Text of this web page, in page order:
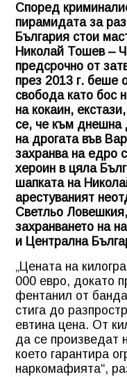
Според
пирамидата за
България стои
Николай Тошев –
предсрочно от
през 2013 г. беше
свобода като бос
на кокаин,
се, че към днешна
на дрогата във
захранва на едро
хероин в цяла
шапката на
арестуваният
Светльо
захранването на
и Централна
„Цената на
000 евро, докато
фентанил от
стига до
евтина цена. От
да се произведат
което гарантира
наркомафията“,